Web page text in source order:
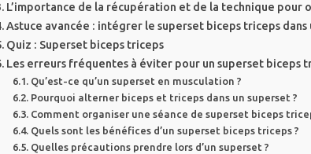
L’importance de la récupération et de la technique pour
Astuce avancée : intégrer le superset biceps triceps
Quiz : Superset biceps triceps
Les erreurs fréquentes à éviter pour un superset biceps
Qu’est-ce qu’un superset en musculation ?
Pourquoi alterner biceps et triceps dans un superset ?
Comment organiser une séance de superset biceps
Quels sont les bénéfices d’un superset biceps triceps ?
Quelles précautions prendre lors d’un superset ?